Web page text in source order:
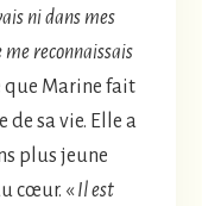
ni dans mes
reconnaissais
que Marine fait
de sa vie. Elle a
plus jeune
cœur. «Il est